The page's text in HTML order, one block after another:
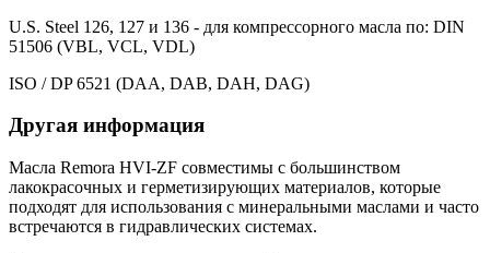
U.S. Steel 126, 127 и 136 - для компрессорного масла по: DIN
51506 (VBL, VCL, VDL)
ISO / DP 6521 (DAA, DAB, DAH, DAG)
Другая информация
Масла Remora HVI-ZF совместимы с большинством
лакокрасочных и герметизирующих материалов, которые
подходят для использования с минеральными маслами и часто
встречаются в гидравлических системах.